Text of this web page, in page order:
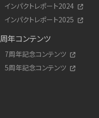
インパクトレポート2024
インパクトレポート2025
周年コンテンツ
7周年記念コンテンツ
5周年記念コンテンツ